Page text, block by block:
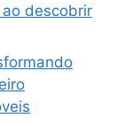
descobrir